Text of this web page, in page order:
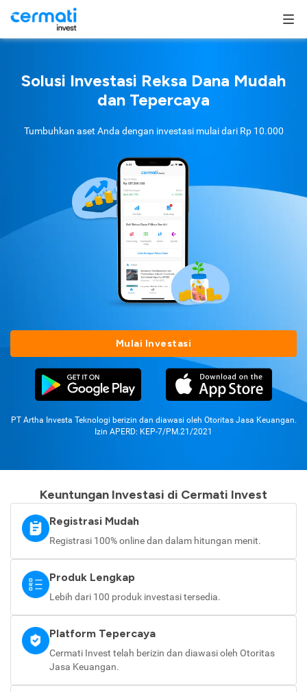
Solusi Investasi Reksa Dana Mudah
dan Tepercaya
Tumbuhkan aset Anda dengan investasi mulai dari Rp 10.000
Mulai Investasi
PT Artha Investa Teknologi berizin dan diawasi oleh Otoritas Jasa Keuangan.
Izin APERD: KEP-7/PM.21/2021
Keuntungan Investasi di Cermati Invest
Registrasi Mudah
Registrasi 100% online dan dalam hitungan menit.
Produk Lengkap
Lebih dari 100 produk investasi tersedia.
Platform Tepercaya
Cermati Invest telah berizin dan diawasi oleh Otoritas
Jasa Keuangan.